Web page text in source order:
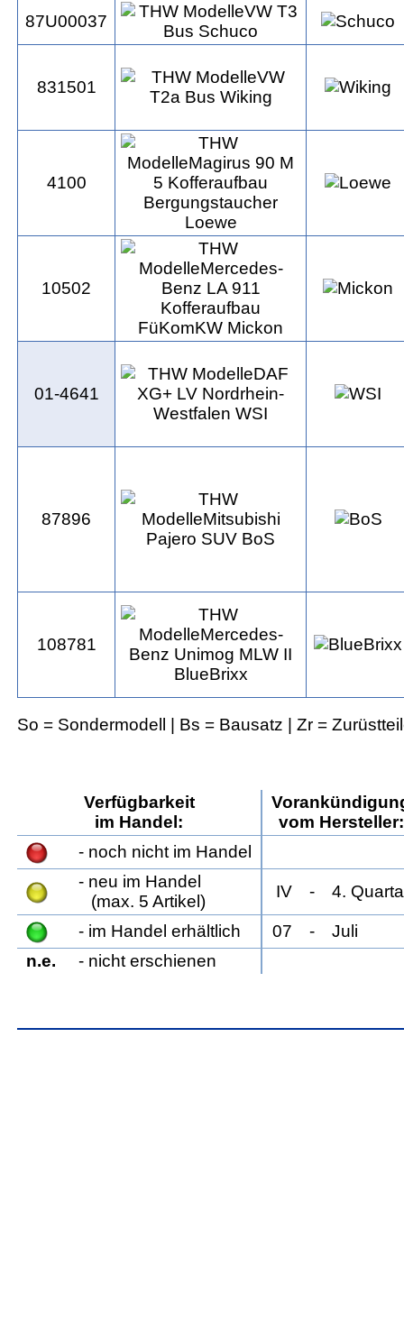
87U00037
831501
4100
10502
01-4641
87896
108781
So = Sondermodell | Bs = Bausatz | Zr =
Verfügbarkeit
im Handel:
vom Hersteller:
- noch nicht im Handel
- neu im Handel
(max. 5 Artikel)
IV - 4.
- im Handel erhältlich 07
- Juli
n.e.
- nicht erschienen